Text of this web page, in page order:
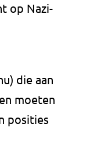
op Nazi-
die aan
moeten
posities